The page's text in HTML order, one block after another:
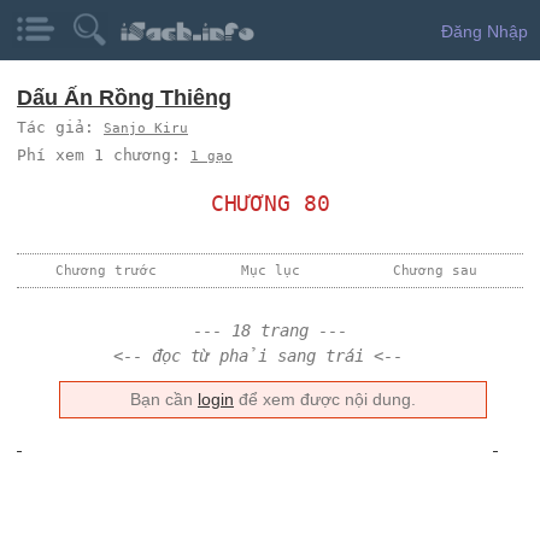
Đăng Nhập
Dấu Ấn Rồng Thiêng
Tác giả: Sanjo Kiru
Phí xem 1 chương: 1 gạo
CHƯƠNG 80
Chương trước Mục lục Chương sau
--- 18 trang ---
<-- đọc từ phải sang trái <--
Bạn cần login để xem được nội dung.